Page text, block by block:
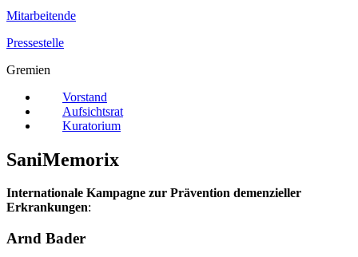
Mitarbeitende
Pressestelle
Gremien
Vorstand
Aufsichtsrat
Kuratorium
SaniMemorix
Internationale Kampagne zur Prävention demenzieller
Erkrankungen:
Arnd Bader